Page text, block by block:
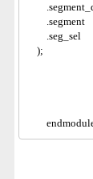
.segment
.seg_sel
);